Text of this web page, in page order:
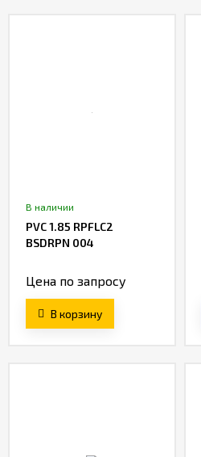
В наличии
PVC 1.85 RPFLC2
BSDRPN 004
Цена по запросу
В корзину